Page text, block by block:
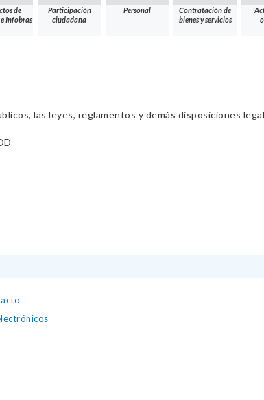
de
Infobras
Participación
ciudadana
Personal
Contratación de
bienes y servicios
las leyes, reglamentos y demás disposiciones